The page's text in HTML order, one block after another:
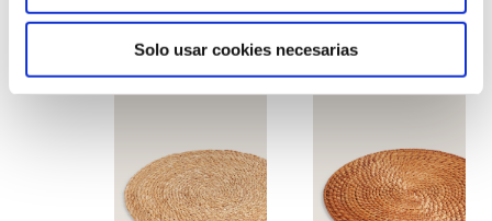
Solo usar cookies necesarias